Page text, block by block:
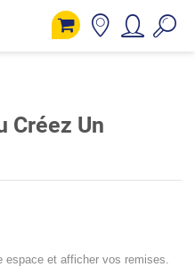
Créez Un
espace et afficher vos remises.